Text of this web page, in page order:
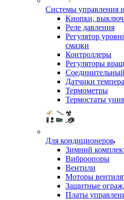
Системы управления
Кнопки,
Реле давления
Регулятор
смазки
Контроллеры
Регуляторы
Датчики
Термометры
Термостаты
Для кондиционеров
Зимний
Виброопоры
Вентили
Моторы
Защитные
Платы